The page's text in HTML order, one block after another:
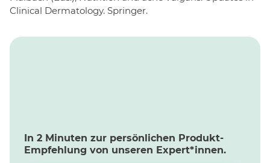
Clinical Dermatology. Springer.
In 2 Minuten zur persönlichen Produkt-
Empfehlung von unseren Expert*innen.